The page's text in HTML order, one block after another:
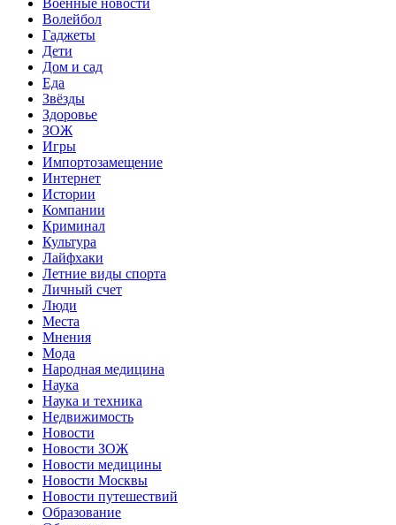
Волейбол
Гаджеты
Дети
Дом и сад
Еда
Звёзды
Здоровье
ЗОЖ
Игры
Импортозамещение
Интернет
Истории
Компании
Криминал
Культура
Лайфхаки
Летние виды спорта
Личный счет
Люди
Места
Мнения
Мода
Народная медицина
Наука
Наука и техника
Недвижимость
Новости
Новости ЗОЖ
Новости медицины
Новости Москвы
Новости путешествий
Образование